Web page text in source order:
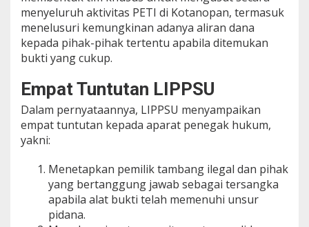
menyeluruh aktivitas PETI di Kotanopan, termasuk
menelusuri kemungkinan adanya aliran dana
kepada pihak-pihak tertentu apabila ditemukan
bukti yang cukup.
Empat Tuntutan LIPPSU
Dalam pernyataannya, LIPPSU menyampaikan
empat tuntutan kepada aparat penegak hukum,
yakni:
Menetapkan pemilik tambang ilegal dan pihak
yang bertanggung jawab sebagai tersangka
apabila alat bukti telah memenuhi unsur
pidana.